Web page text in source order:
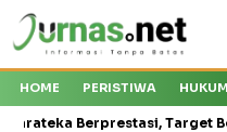
HOME PERISTIWA
Berprestasi, Target Bentuk